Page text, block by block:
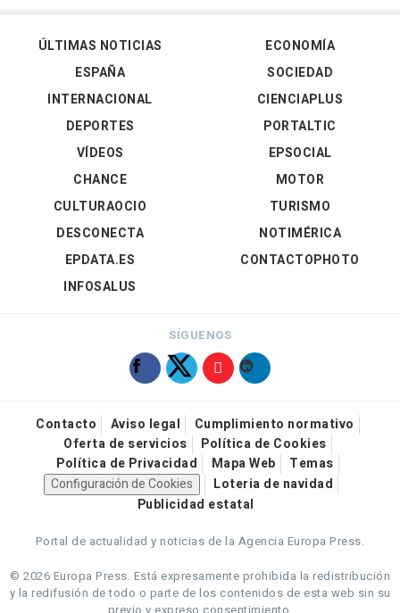
ÚLTIMAS NOTICIAS
ESPAÑA
INTERNACIONAL
DEPORTES
VÍDEOS
ECONOMÍA
SOCIEDAD
CIENCIAPLUS
PORTALTIC
EPSOCIAL
CHANCE
CULTURAOCIO
DESCONECTA
EPDATA.ES
INFOSALUS
MOTOR
TURISMO
NOTIMÉRICA
CONTACTOPHOTO
SÍGUENOS
Contacto Aviso legal
Cumplimiento normativo
Oferta de servicios
Política de Cookies
Política de Privacidad
Mapa Web
Temas
Configuración de Cookies
Loteria de navidad
Publicidad estatal
Portal de actualidad y noticias de la Agencia Europa Press.
© 2026 Europa Press. Está expresamente prohibida la redistribución
y la redifusión de todo o parte de los contenidos de esta web sin su